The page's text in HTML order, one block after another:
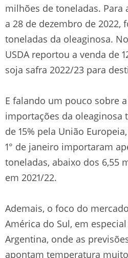
milhões de toneladas. Para
a 28 de dezembro de 2022,
toneladas da oleaginosa.
USDA reportou a venda de
soja safra 2022/23 para
E falando um pouco sobre
importações da oleaginosa
de 15% pela União
1° de janeiro importaram
toneladas, abaixo dos 6,55
em 2021/22.
Ademais, o foco do
América do Sul, em
Argentina, onde as
apontam temperatura